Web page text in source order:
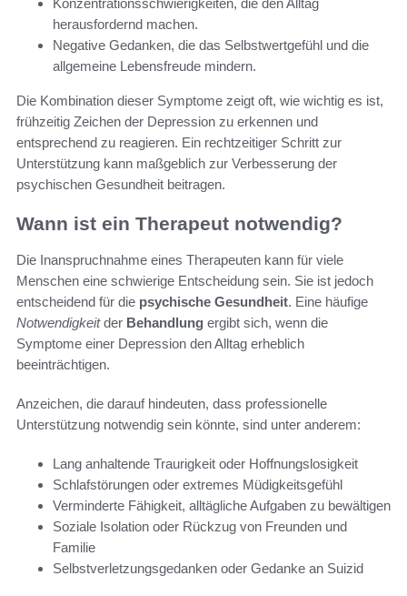
herausfordernd machen.
Negative Gedanken, die das Selbstwertgefühl und die
allgemeine Lebensfreude mindern.
Die Kombination dieser Symptome zeigt oft, wie wichtig es ist,
frühzeitig Zeichen der Depression zu erkennen und
entsprechend zu reagieren. Ein rechtzeitiger Schritt zur
Unterstützung kann maßgeblich zur Verbesserung der
psychischen Gesundheit beitragen.
Wann ist ein Therapeut notwendig?
Die Inanspruchnahme eines Therapeuten kann für viele
Menschen eine schwierige Entscheidung sein. Sie ist jedoch
entscheidend für die psychische Gesundheit. Eine häufige
Notwendigkeitder Behandlung ergibt sich, wenn die
Symptome einer Depression den Alltag erheblich
beeinträchtigen.
Anzeichen, die darauf hindeuten, dass professionelle
Unterstützung notwendig sein könnte, sind unter anderem:
Lang anhaltende Traurigkeit oder Hoffnungslosigkeit
Schlafstörungen oder extremes Müdigkeitsgefühl
Verminderte Fähigkeit, alltägliche Aufgaben zu bewältigen
Soziale Isolation oder Rückzug von Freunden und
Familie
Selbstverletzungsgedanken oder Gedanke an Suizid